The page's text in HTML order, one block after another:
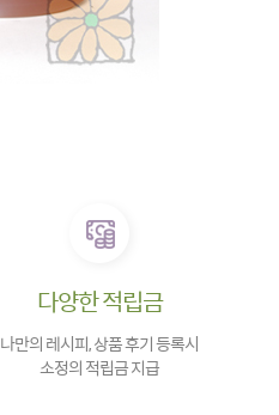
다양한 적립금
나만의 레시피, 상품 후기 등록시
소정의 적립금 지급